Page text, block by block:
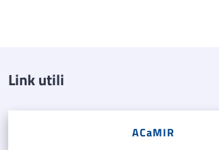
Link utili
ACaMIR